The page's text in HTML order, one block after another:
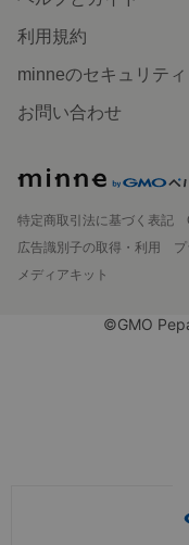
利用規約
minneのセキュリティ
お問い合わせ
特定商取引法に基づく表記
広告識別子の取得・利用
メディアキット
©GMO